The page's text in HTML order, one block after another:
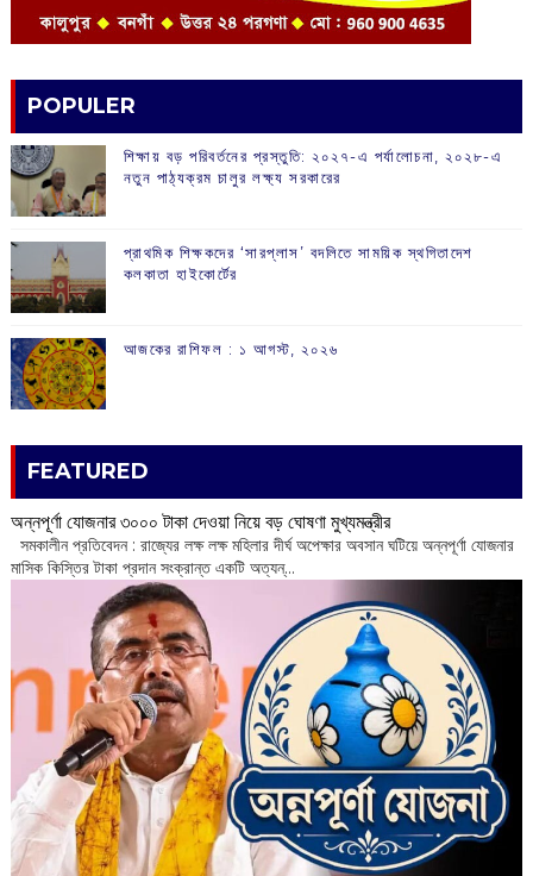
POPULER
শিক্ষায় বড় পরিবর্তনের প্রস্তুতি: ২০২৭-এ পর্যালোচনা, ২০২৮-এ
নতুন পাঠ্যক্রম চালুর লক্ষ্য সরকারের
প্রাথমিক শিক্ষকদের ‘সারপ্লাস’ বদলিতে সাময়িক স্থগিতাদেশ
কলকাতা হাইকোর্টের
আজকের রাশিফল :‌ ‌‌১ আগস্ট, ২০২৬
FEATURED
অন্নপূর্ণা যোজনার ৩০০০ টাকা দেওয়া নিয়ে বড় ঘোষণা মুখ্যমন্ত্রীর
সমকালীন প্রতিবেদন : রাজ্যের লক্ষ লক্ষ মহিলার দীর্ঘ অপেক্ষার অবসান ঘটিয়ে অন্নপূর্ণা যোজনার
মাসিক কিস্তির টাকা প্রদান সংক্রান্ত একটি অত্যন্...